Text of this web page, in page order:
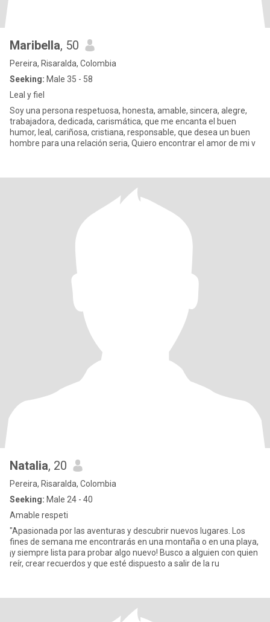
Maribella, 50
Pereira, Risaralda, Colombia
Seeking: Male 35 - 58
Leal y fiel
Soy una persona respetuosa, honesta, amable, sincera, alegre,
trabajadora, dedicada, carismática, que me encanta el buen
humor, leal, cariñosa, cristiana, responsable, que desea un buen
hombre para una relación seria, Quiero encontrar el amor de mi v
Natalia, 20
Pereira, Risaralda, Colombia
Seeking: Male 24 - 40
Amable respeti
"Apasionada por las aventuras y descubrir nuevos lugares. Los
fines de semana me encontrarás en una montaña o en una playa,
¡y siempre lista para probar algo nuevo! Busco a alguien con quien
reír, crear recuerdos y que esté dispuesto a salir de la ru